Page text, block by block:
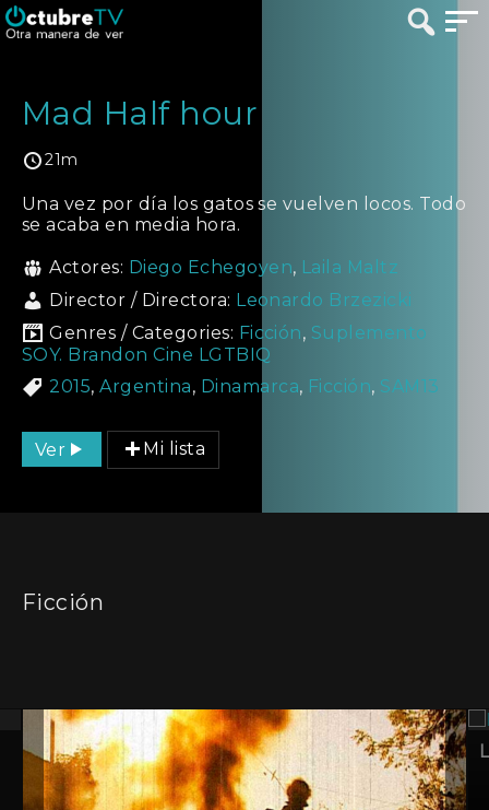
Mad Half hour
21m
Una vez por día los gatos se vuelven locos. Todo
se acaba en media hora.
Actores: Diego Echegoyen, Laila Maltz
Director / Directora: Leonardo Brzezicki
Genres / Categories: Ficción, Suplemento
SOY. Brandon Cine LGTBIQ
2015,Argentina, Dinamarca, Ficción, SAM13
Ver Mi lista
Ficción